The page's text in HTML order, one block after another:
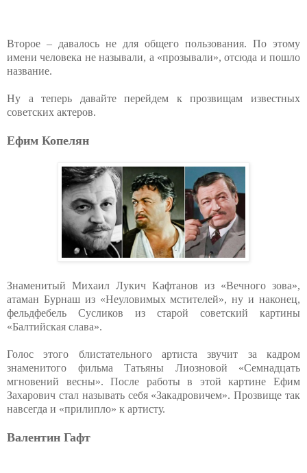
Второе – давалось не для общего пользования. По этому
имени человека не называли, а «прозывали», отсюда и пошло
название.
Ну а теперь давайте перейдем к прозвищам известных
советских актеров.
Ефим Копелян
Знаменитый Михаил Лукич Кафтанов из «Вечного зова»,
атаман Бурнаш из «Неуловимых мстителей», ну и наконец,
фельдфебель Сусликов из старой советский картины
«Балтийская слава».
Голос этого блистательного артиста звучит за кадром
знаменитого фильма Татьяны Лиозновой «Семнадцать
мгновений весны». После работы в этой картине Ефим
Захарович стал называть себя «Закадровичем». Прозвище так
навсегда и «прилипло» к артисту.
Валентин Гафт